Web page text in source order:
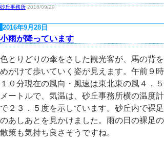
砂丘事務所 2016/09/29
2016年9月28日
小雨が降っています
色とりどりの傘をさした観光客が、馬の背を
めがけて歩いていく姿が見えます。午前９時
１０分現在の風向・風速は東北東の風４．５
メートルで、気温は、砂丘事務所横の温度計
で２３．５度を示しています。砂丘内で裸足
のあしあとを見かけました。雨の日の裸足の
散策も気持ち良さそうですね。